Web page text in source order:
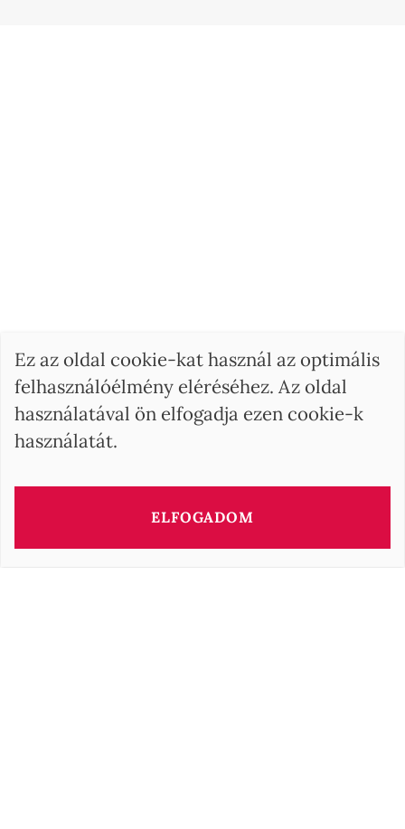
Ez az oldal cookie-kat használ az optimális
felhasználóélmény eléréséhez. Az oldal
használatával ön elfogadja ezen cookie-k
használatát.
ELFOGADOM